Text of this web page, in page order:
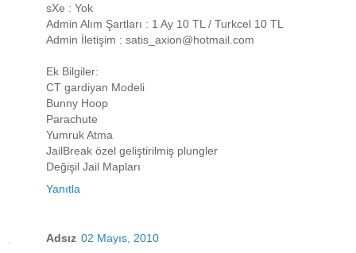
sXe : Yok
Admin Alım Şartları : 1 Ay 10 TL / Turkcel 10 TL
Admin İletişim : satis_axion@hotmail.com
Ek Bilgiler:
CT gardiyan Modeli
Bunny Hoop
Parachute
Yumruk Atma
JailBreak özel geliştirilmiş plungler
Değişil Jail Mapları
Yanıtla
Adsız 02 Mayıs, 2010